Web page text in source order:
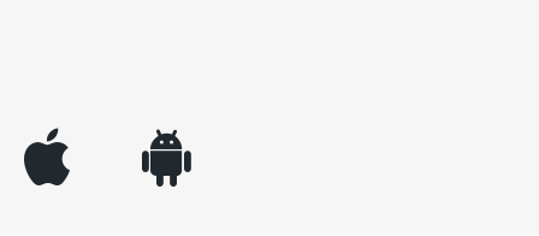
appleinc android